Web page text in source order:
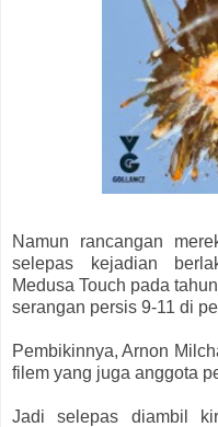
Namun rancangan
selepas kejadian
Medusa Touch pada
serangan persis 9-11 di
Pembikinnya, Arnon
filem yang juga anggota
Jadi selepas diambil